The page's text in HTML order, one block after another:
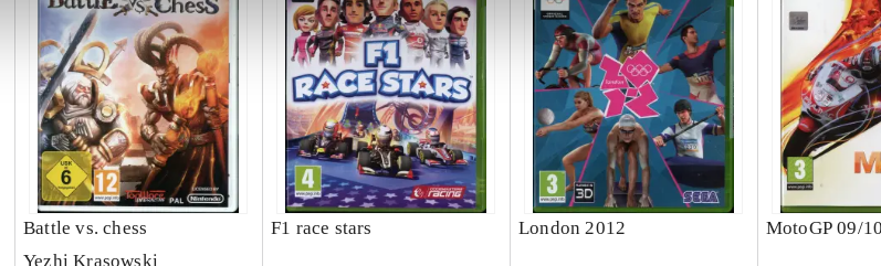
Battle vs. chess
Yezhi Krasowski
F1 race stars London 2012 MotoGP 09/